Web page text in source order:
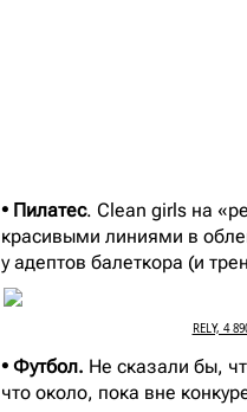
• Пилатес. Clean girls на
красивыми линиями в
у адептов балеткора (и
RELY, 4
• Футбол. Не сказали бы,
что около, пока вне